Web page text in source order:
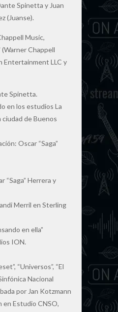
Spinetta y Juan
(Juanse).
Music,
(Warner Chappell
Entertainment LLC y
Spinetta.
en los estudios La
ciudad de Buenos
Oscar “Saga”
“Saga” Herrera y
Merril en Sterling
en ella”
ION.
“Universos”, “El
Nacional
por Jan Kotzmann
en Estudio CNSO,